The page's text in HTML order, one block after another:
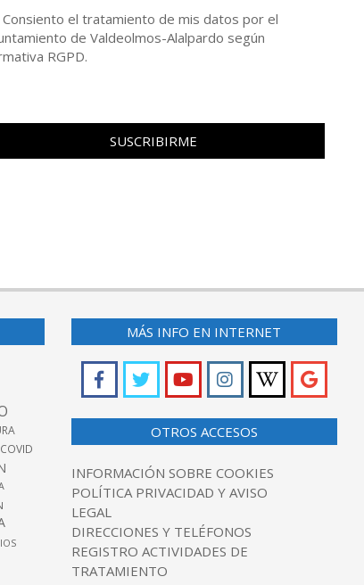
Consiento el tratamiento de mis datos por el
de Valdeolmos-Alalpardo según
RGPD.
COVID
MÁS INFO EN INTERNET
OTROS ACCESOS
INFORMACIÓN SOBRE COOKIES
POLÍTICA PRIVACIDAD Y AVISO
LEGAL
DIRECCIONES Y TELÉFONOS
REGISTRO ACTIVIDADES DE
TRATAMIENTO